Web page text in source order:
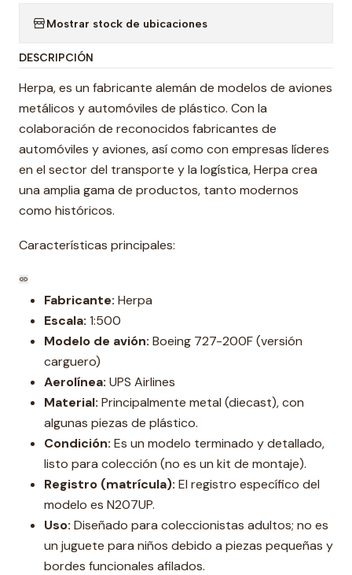
Mostrar stock de ubicaciones
DESCRIPCIÓN
Herpa, es un fabricante alemán de modelos de aviones
metálicos y automóviles de plástico. Con la
colaboración de reconocidos fabricantes de
automóviles y aviones, así como con empresas líderes
en el sector del transporte y la logística, Herpa crea
una amplia gama de productos, tanto modernos
como históricos.
Características principales:
Fabricante: Herpa
Escala: 1:500
Modelo de avión: Boeing 727-200F (versión
carguero)
Aerolínea: UPS Airlines
Material: Principalmente metal (diecast), con
algunas piezas de plástico.
Condición: Es un modelo terminado y detallado,
listo para colección (no es un kit de montaje).
Registro (matrícula): El registro específico del
modelo es N207UP.
Uso: Diseñado para coleccionistas adultos; no es
un juguete para niños debido a piezas pequeñas y
bordes funcionales afilados.